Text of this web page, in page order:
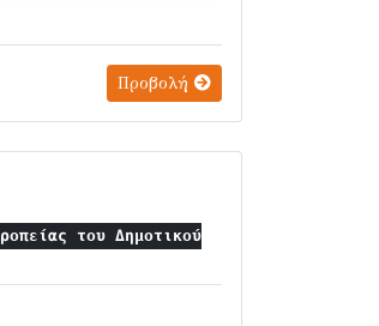
Προβολή
του Δημοτικού